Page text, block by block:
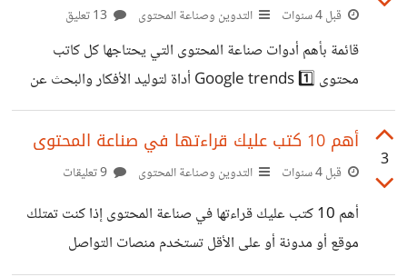
والتسويق 👇: 1️⃣ Neil Patel تغطي قناته جميع جوانب
التسويق الرقمي عبر دروس الفيديو التي ينشرها ثلاث مرات في
الأسبوع يذكر نيل في مقاطع الفيديو نصائح وأدوات جديدة
قبل 4 سنوات التدوين وصناعة المحتوى
قائمة بأهم أدوات صناعة المحتوى التي يحتاجها كل كاتب
محتوى Google trends 1️⃣ أداة لتوليد الأفكار والبحث عن
الكلمات المفتاحية ومراقبة الموقع اختر العنوان الذي تبحث عنه
وسيعرض لك جوجل ترند معدل تكرار وحجم البحث مع الأخذ
المنطقة الجغرافية بعين الاعتبار 2️⃣ Moz Keyword
نتائج محرك البحث الذي يعكس حجم البحث عنها واختبار قوتها
وفعاليتها 3️⃣ Katteb كتابة محتوى من خلال الذكاء الصنعي،
3
أهم 10 كتب عليك قراءتها في صناعة المحتوى
قبل 4 سنوات التدوين وصناعة المحتوى
أهم 10 كتب عليك قراءتها في صناعة المحتوى إذا كنت تمتلك
موقع أو مدونة أو على الأقل تستخدم منصات التواصل